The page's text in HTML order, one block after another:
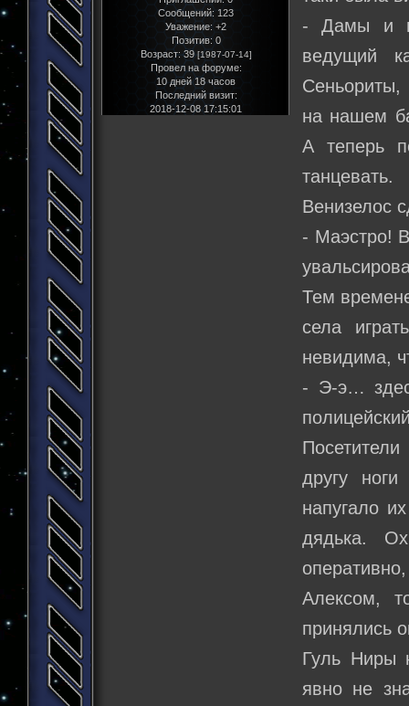
Сообщений: 123
Уважение: +2
Позитив: 0
Возраст: 39 [1987-07-14]
Провел на форуме:
10 дней 18 часов
Последний визит:
2018-12-08 17:15:01
- Дамы и
ведущий
Сеньориты,
на нашем
А теперь
танцевать.
Венизелос
- Маэстро!
Тем
села
невидима,
- Э-э…
другу
напугало
дядька.
Алексом,
принялись
Гуль Ниры
явно не